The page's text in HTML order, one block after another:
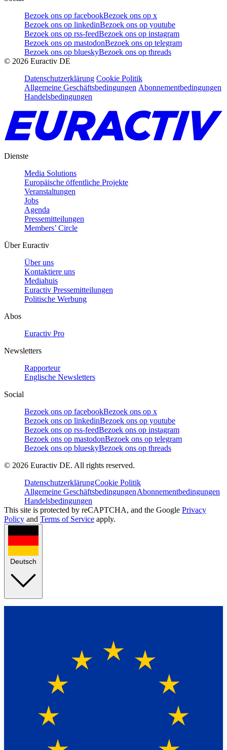
Bezoek ons op facebookBezoek ons op x
Bezoek ons op linkedinBezoek ons op youtube
Bezoek ons op rss-feedBezoek ons op instagram
Bezoek ons op mastodonBezoek ons op telegram
Bezoek ons op blueskyBezoek ons op threads
© 2026 Euractiv DE
Datenschutzerklärung Cookie Politik
Allgemeine Geschäftsbedingungen Abonnementbedingungen
Handelsbedingungen
Dienste
Media Solutions
Europäische öffentliche Projekte
Veranstaltungen
Jobs
Agenda
Pressemitteilungen
Members’ Circle
Über Euractiv
Über uns
Kontaktiere uns
Mediahuis
Euractiv Pressemitteilungen
Politische Werbung
Abos
Euractiv Pro
Newsletters
Rapporteur
Englische Newsletters
Social
Bezoek ons op facebookBezoek ons op x
Bezoek ons op linkedinBezoek ons op youtube
Bezoek ons op rss-feedBezoek ons op instagram
Bezoek ons op mastodonBezoek ons op telegram
Bezoek ons op blueskyBezoek ons op threads
© 2026 Euractiv DE. All rights reserved.
DatenschutzerklärungCookie Politik
Allgemeine GeschäftsbedingungenAbonnementbedingungen
Handelsbedingungen
This site is protected by reCAPTCHA, and the Google Privacy
Policy and Terms of Service apply.
Deutsch